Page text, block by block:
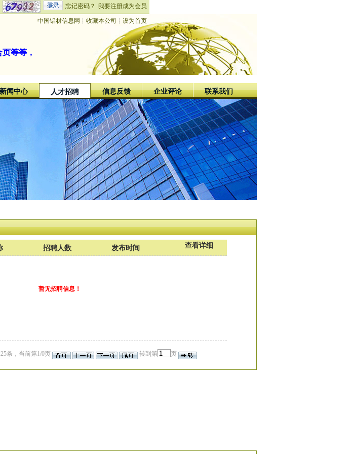
忘记密码？ 我要注册成为会员
中国铝材信息网 ┊ 收藏本公司 ┊ 设为首页
等等，
新闻中心 人才招聘 信息反馈 企业评论 联系我们
招聘人数 发布时间 查看详细
暂无招聘信息！
条，当前第1/0页 转到第 页